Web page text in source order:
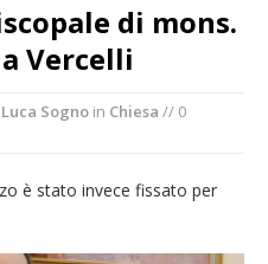
Barone: si estende il
il rifugio e chiusi tutti i
vie nuova tracciatura delle
fiamme: vasto incendio
Barone
a Oropa per il
di mons.
Vercelli
Luca Sogno in Chiesa // 0
è stato invece fissato per